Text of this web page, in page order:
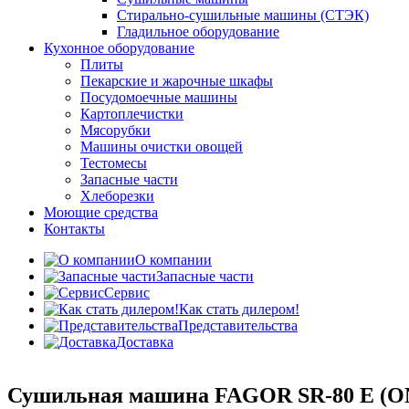
Стирально-сушильные машины (СТЭК)
Гладильное оборудование
Кухонное оборудование
Плиты
Пекарские и жарочные шкафы
Посудомоечные машины
Картоплечистки
Мясорубки
Машины очистки овощей
Тестомесы
Запасные части
Хлеборезки
Моющие средства
Контакты
О компании
Запасные части
Сервис
Как стать дилером!
Представительства
Доставка
Сушильная машина FAGOR SR-80 E